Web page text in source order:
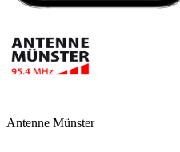
Antenne Münster